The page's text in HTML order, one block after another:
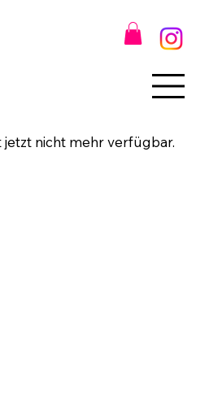
jetzt nicht mehr verfügbar.